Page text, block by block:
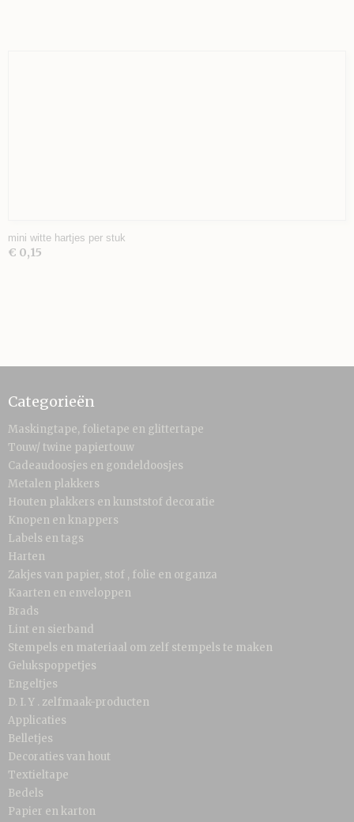
mini witte hartjes per stuk
€ 0,15
Categorieën
Maskingtape, folietape en glittertape
Touw/ twine papiertouw
Cadeaudoosjes en gondeldoosjes
Metalen plakkers
Houten plakkers en kunststof decoratie
Knopen en knappers
Labels en tags
Harten
Zakjes van papier, stof , folie en organza
Kaarten en enveloppen
Brads
Lint en sierband
Stempels en materiaal om zelf stempels te maken
Gelukspoppetjes
Engeltjes
D. I. Y . zelfmaak-producten
Applicaties
Belletjes
Decoraties van hout
Textieltape
Bedels
Papier en karton